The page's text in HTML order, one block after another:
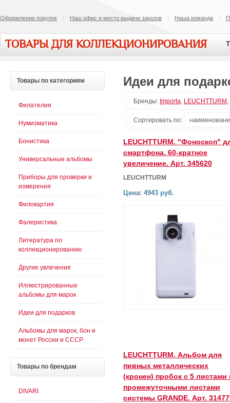
Оформление покупок Наш офис и место выдачи заказов Наша команда
ТОВАРЫ ДЛЯ КОЛЛЕКЦИОНИРОВАНИЯ
Идеи для
Бренды: Importa, LEUCHTTURM ,
Сортировать по:
LEUCHTTURM. "Фоноскоп"
смартфона. 60-кратное
увеличение. Арт. 345620
LEUCHTTURM
Цена: 4943 руб.
LEUCHTTURM. Альбом для
пивных металлических
(кронен) пробок с 5 листами
промежуточными листами
системы GRANDE. Арт.
Товары по категориям
Филателия
Нумизматика
Бонистика
Универсальные альбомы
Приборы для проверки и
измерения
Филокартия
Фалеристика
Литература по
коллекционированию
Другие увлечения
Иллюстрированные
альбомы для марок
Идеи для подарков
Альбомы для марок, бон и
монет России и СССР
Товары по брендам
DIVARI